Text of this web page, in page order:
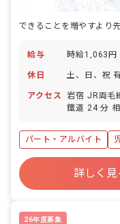
給与 時給1,063円
休日 土、日、祝
アクセス
岩宿 JR両毛
鐵道 24 分
パート・アルバイト
詳しく見
26年度募集